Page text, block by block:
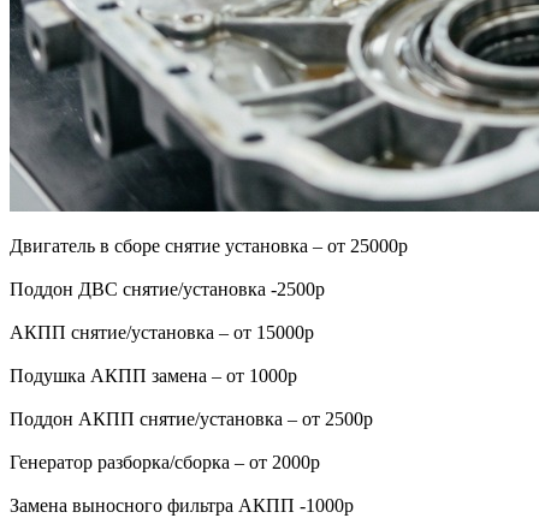
Двигатель в сборе снятие установка – от 25000р
Поддон ДВС снятие/установка -2500р
АКПП снятие/установка – от 15000р
Подушка АКПП замена – от 1000р
Поддон АКПП снятие/установка – от 2500р
Генератор разборка/сборка – от 2000р
Замена выносного фильтра АКПП -1000р